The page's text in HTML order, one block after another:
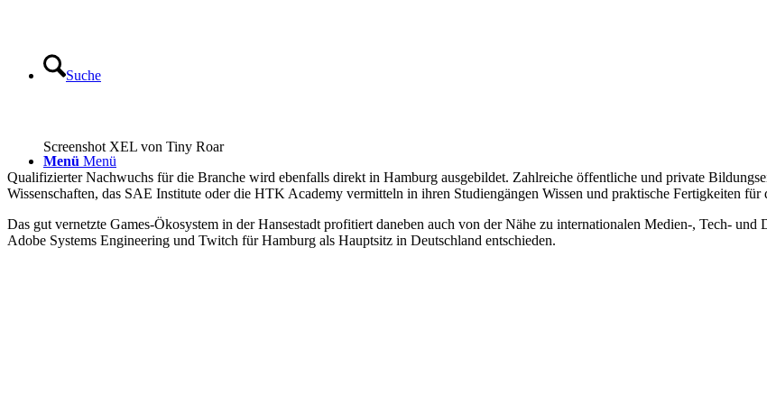
Suche
Menü Menü
Screenshot XEL von Tiny Roar
Qualifizierter Nachwuchs für die Branche wird ebenfalls direkt in Hamburg ausgebildet. Zahlreiche öffentliche und private
Wissenschaften, das SAE Institute oder die HTK Academy vermitteln in ihren Studiengängen Wissen und praktische Fertigkeiten für
Das gut vernetzte Games-Ökosystem in der Hansestadt profitiert daneben auch von der Nähe zu internationalen Medien-, Tech-
Adobe Systems Engineering und Twitch für Hamburg als Hauptsitz in Deutschland entschieden.